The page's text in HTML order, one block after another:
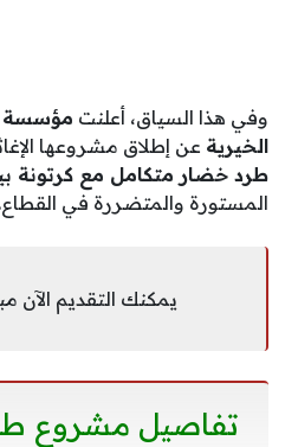
وفي هذا السياق، أعلنت مؤسسة
الخيرية عن إطلاق مشروعها
طرد خضار متكامل مع كرتونة
المستورة والمتضررة في القطاع.
يمكنك التقديم الآن
تفاصيل مشروع